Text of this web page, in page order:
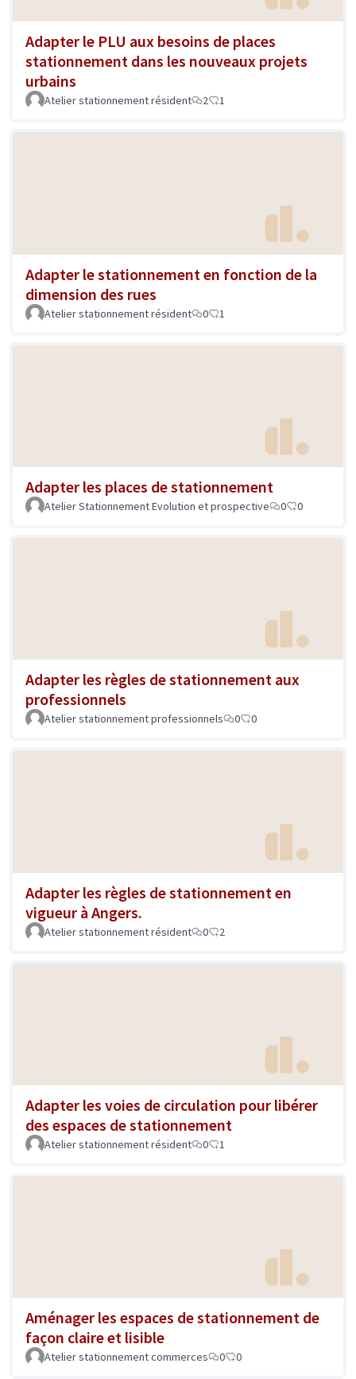
Adapter le PLU aux besoins de places
stationnement dans les nouveaux projets
urbains
Atelier stationnement résident 2 1
Adapter le stationnement en fonction de la
dimension des rues
Atelier stationnement résident 0 1
Adapter les places de stationnement
Atelier Stationnement Evolution et prospective 0 0
Adapter les règles de stationnement aux
professionnels
Atelier stationnement professionnels 0 0
Adapter les règles de stationnement en
vigueur à Angers.
Atelier stationnement résident 0 2
Adapter les voies de circulation pour libérer
des espaces de stationnement
Atelier stationnement résident 0 1
Aménager les espaces de stationnement de
façon claire et lisible
Atelier stationnement commerces 0 0